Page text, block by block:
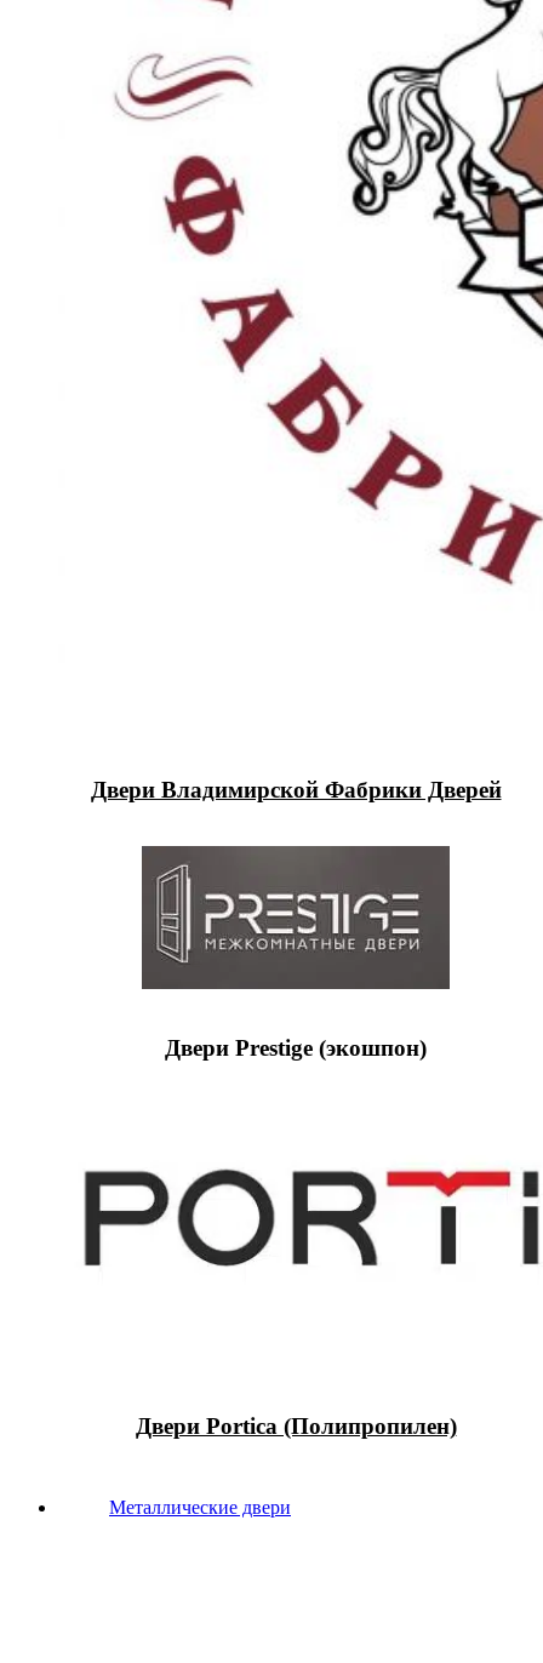
Двери Владимирской Фабрики Дверей
Двери Prestige (экошпон)
Двери Portica (Полипропилен)
Металлические двери